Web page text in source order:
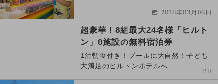
2018年03月06日
超豪華！8組最大24名様「ヒルト
ン」8施設の無料宿泊券
1泊朝食付き！プールに大自然！子ども
大満足のヒルトンホテルへ
PR